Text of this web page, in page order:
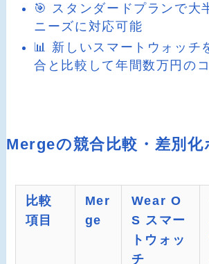
🎯 スタンダードプランで大
ニーズに対応可能
📊 新しいスマートウォッチ
合と比較して年間数万円の
Mergeの競合比較・差別化
比較
項目
Mer
ge
Wear O
S スマー
トウォッ
チ